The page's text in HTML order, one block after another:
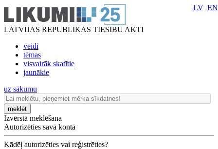
LATVIJAS REPUBLIKAS TIESĪBU AKTI
veidi
tēmas
visvairāk skatītie
jaunākie
LV EN
uz sākumu
meklēt
Izvērstā meklēšana
Autorizēties savā kontā
Kādēļ autorizēties vai reģistrēties?